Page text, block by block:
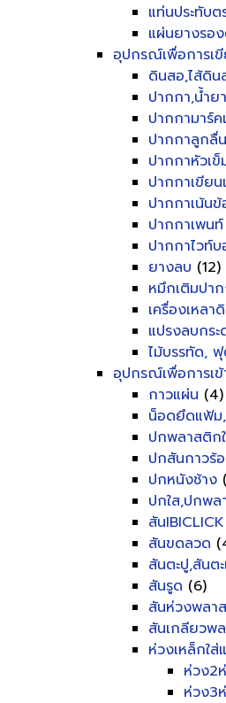
แท่นประทับ
แผ่นยางรอ
อุปกรณ์เพื่อการเ
ดินสอ,ไส้ดิน
ปากกา,น้ำย
ปากกามาร์
ปากกาลูกลื่
ปากกาหัวเข็
ปากกาเขีย
ปากกาเน้น
ปากกาเพนท์
ปากกาไวท์บ
ยางลบ (12)
หมึกเติมปา
เครื่องเหลา
แปรงลบกระ
ไม้บรรทัด,
อุปกรณ์เพื่อการเข้
กาวแผ่น (4)
น็อดยึดแฟ้
ปกพลาสติก
ปกสันกาวร้
ปกหนังช้าง
ปกใส,ปกพ
สันIBICLICK
สันขดลวด
สันตะปู,สันต
สันรูด (6)
สันห่วงพลา
สันเกลียวพ
ห่วงเหล็กใส่
ห่วง2
ห่วง3